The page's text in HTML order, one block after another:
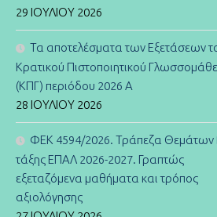
29 ΙΟΥΛΊΟΥ 2026
Τα αποτελέσματα των Εξετάσεων
Κρατικού Πιστοποιητικού
(ΚΠΓ) περιόδου 2026 Α
28 ΙΟΥΛΊΟΥ 2026
ΦΕΚ 4594/2026. Τράπεζα Θεμάτων
τάξης ΕΠΑΛ 2026-2027. Γραπτώς
εξεταζόμενα μαθήματα και τρόπος
αξιολόγησης